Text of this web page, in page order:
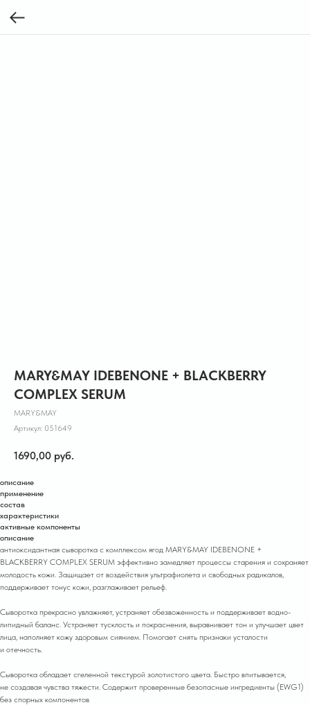
MARY&MAY IDEBENONE + BLACKBERRY
COMPLEX SERUM
MARY&MAY
Артикул: 051649
1690,00 руб.
описание
применение
состав
характеристики
активные компоненты
описание
антиоксидантная сыворотка с комплексом ягод MARY&MAY IDEBENONE +
BLACKBERRY COMPLEX SERUM эффективно замедляет процессы старения и сохраняет
молодость кожи. Защищает от воздействия ультрафиолета и свободных радикалов,
поддерживает тонус кожи, разглаж ивает рельеф.
Сыворотка прекрасно увлажняет, устраняет обезвоженность и поддерживает водно-
липидный баланс. Устраняет тусклость и покраснения, выравнивает тон и улучшает цвет
лица, наполняет кожу здоровым сиянием. Помогает снять признаки усталости
и отечность.
Сыворотка обладает сгеленной текстурой золотистого цвета. Быстро впитывается,
не создавая чувства тяжести. Содержит проверенные безопасные ингредиенты (EWG1)
без спорных компонентов